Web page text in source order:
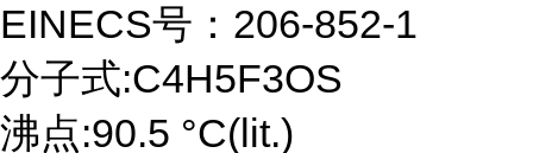
EINECS号：206-852-1
分子式:C4H5F3OS
沸点:90.5 °C(lit.)